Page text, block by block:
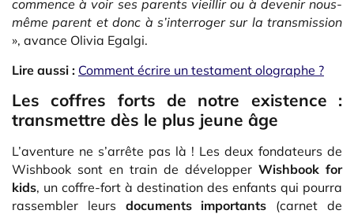
commence à voir ses parents vieillir ou à devenir nous-
même parent et donc à s’interroger sur la transmission
», avance Olivia Egalgi.
Lire aussi : Comment écrire un testament olographe ?
Les coffres forts de notre existence :
transmettre dès le plus jeune âge
L’aventure ne s’arrête pas là ! Les deux fondateurs de
Wishbook sont en train de développer Wishbook for
kids, un coffre-fort à destination des enfants qui pourra
rassembler leurs documents importants (carnet de